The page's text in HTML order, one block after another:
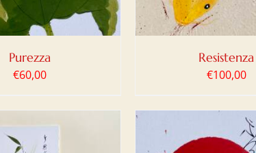
Purezza
€60,00
Resistenza
€100,00